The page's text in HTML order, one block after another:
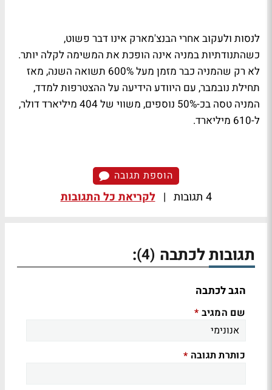
לנסות ולעקוב אחרי הבנצ'מארק אינו דבר פשוט,
כשהתנודתיות במניה אינה הופכת את המשימה לקלה יותר.
לא רק שהמניה כבר מזמן מעל 600% תשואה השנה, מאז
תחילת נובמבר, עם היוודע הידיעה על ההצטרפות למדד,
המניה טסה בכ-50% נוספים, משווי של 404 מיליארד דולר,
ל-610 מיליארד.
הוספת תגובה
4 תגובות | לקריאת כל התגובות
תגובות לכתבה (4)
:
הגב לכתבה
שם המגיב *
כותרת תגובה *